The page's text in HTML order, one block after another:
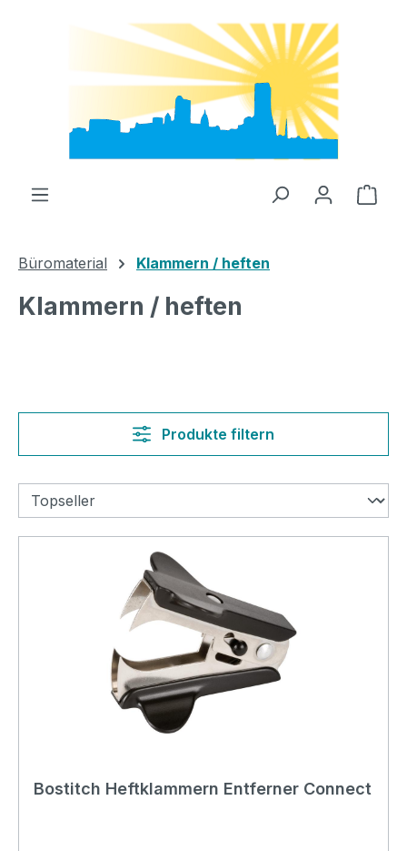
Zum Hauptinhalt springen
Büromaterial Klammern / heften
Klammern / heften
Produkte filtern
Bostitch Heftklammern Entferner Connect